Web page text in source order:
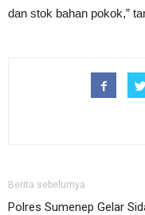
dan stok bahan pokok,”
Berita sebelumya
Polres Sumenep Gelar